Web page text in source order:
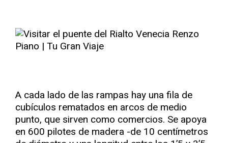
A cada lado de las rampas hay una fila de
cubículos rematados en arcos de medio
punto, que sirven como comercios. Se apoya
en 600 pilotes de madera -de 10 centímetros